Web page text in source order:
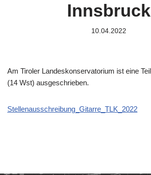
Innsbruck
10.04.2022
Am Tiroler Landeskonservatorium ist eine
(14 Wst) ausgeschrieben.
Stellenausschreibung_Gitarre_TLK_2022